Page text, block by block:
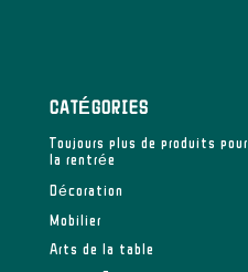
CATÉGORIES
Toujours plus de produits pour
la rentrée
Décoration
Mobilier
Arts de la table